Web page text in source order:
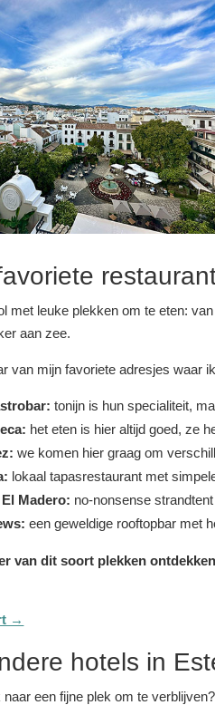
met leuke plekken om te eten:
aan zee.
van mijn favoriete adresjes waar
tonijn is hun specialiteit,
het eten is hier altijd goed, ze
we komen hier graag om
lokaal tapasrestaurant met
Madero: no-nonsense
een geweldige rooftopbar met
van dit soort plekken
→
hotels in
naar een fijne plek om te